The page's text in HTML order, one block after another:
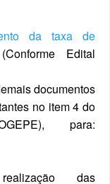
da taxa de
Edital
documentos
no item 4 do
para:
das